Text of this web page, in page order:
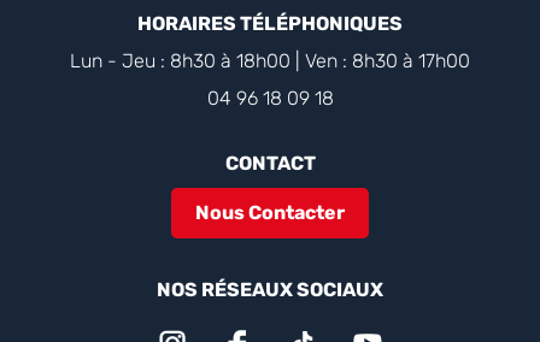
HORAIRES TÉLÉPHONIQUES
Lun - Jeu : 8h30 à 18h00 | Ven : 8h30 à 17h00
04 96 18 09 18
CONTACT
Nous Contacter
NOS RÉSEAUX SOCIAUX